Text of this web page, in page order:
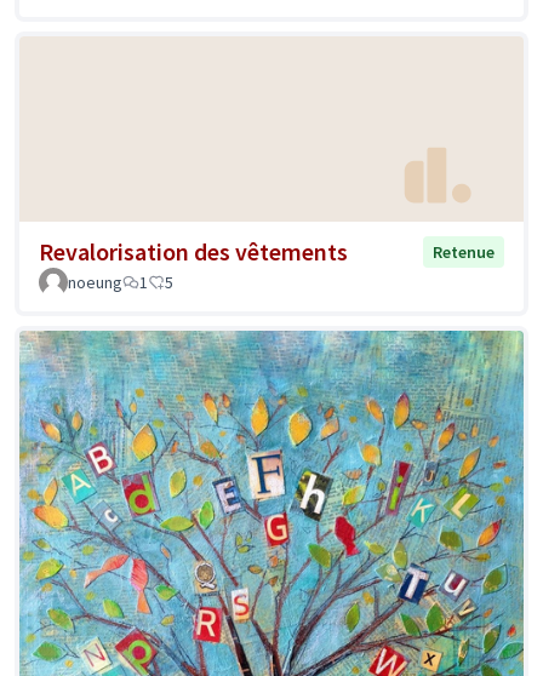
Revalorisation des vêtements
Retenue
noeung
1 5